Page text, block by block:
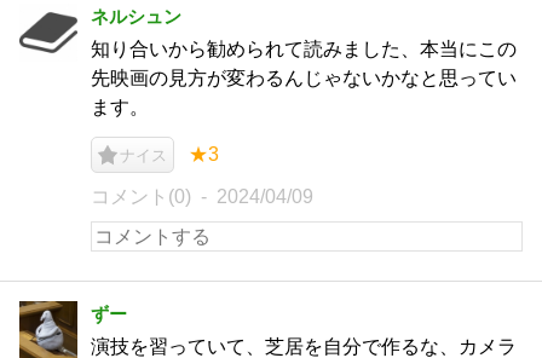
ネルシュン
知り合いから勧められて読みました、本当にこの
先映画の見方が変わるんじゃないかなと思ってい
ます。
ナイス ★3
コメント(0) 2024/04/09
ずー
演技を習っていて、芝居を自分で作るな、カメラ